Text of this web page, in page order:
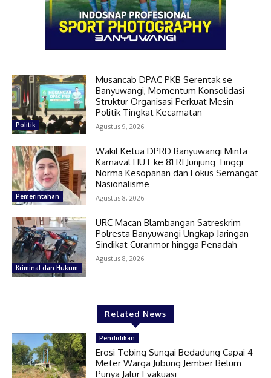
Politik
Musancab DPAC PKB Serentak se
Banyuwangi, Momentum Konsolidasi
Struktur Organisasi Perkuat Mesin
Politik Tingkat Kecamatan
Agustus 9, 2026
Pemerintahan
Wakil Ketua DPRD Banyuwangi Minta
Karnaval HUT ke 81 RI Junjung Tinggi
Norma Kesopanan dan Fokus Semangat
Nasionalisme
Agustus 8, 2026
Kriminal dan Hukum
URC Macan Blambangan Satreskrim
Polresta Banyuwangi Ungkap Jaringan
Sindikat Curanmor hingga Penadah
Agustus 8, 2026
Related News
Pendidikan
Erosi Tebing Sungai Bedadung Capai 4
Meter Warga Jubung Jember Belum
Punya Jalur Evakuasi